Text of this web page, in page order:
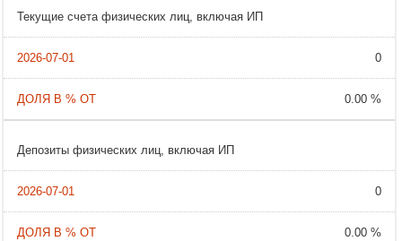
Текущие счета физических лиц, включая ИП
0
0.00 %
Депозиты физических лиц, включая ИП
0
0.00 %